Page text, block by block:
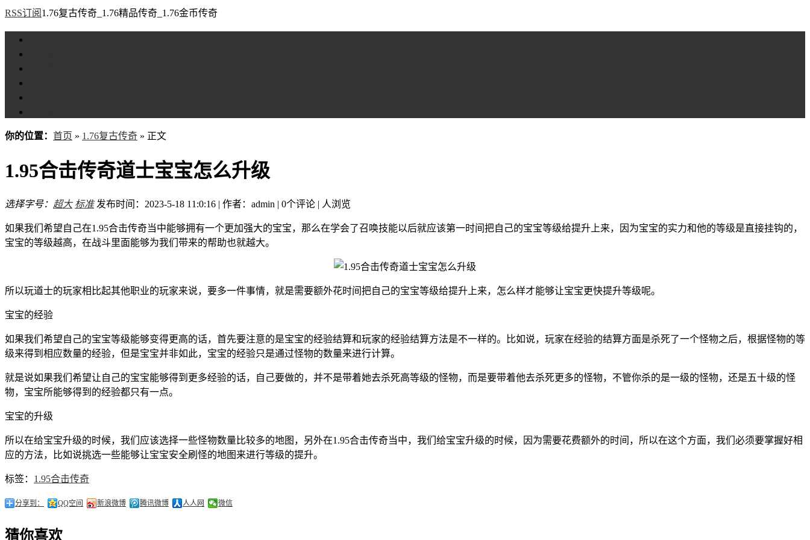
RSS订阅 1.76复古传奇_1.76精品传奇_1.76金币传奇
你的位置： 首页 » 1.76复古传奇 » 正文
1.95合击传奇道士宝宝怎么升级
选择字号： 超大 标准 发布时间：2023-5-18 11:0:16 | 作者：admin | 0个评论 | 人浏览
如果我们希望自己在1.95合击传奇当中能够拥有一个更加强大的宝宝，那么在学会了召唤技能以后就应该第一时间把自己的宝宝等级给提升上来，因为宝宝的实力和他的等级是直接挂钩的，
宝宝的等级越高，在战斗里面能够为我们带来的帮助也就越大。
所以玩道士的玩家相比起其他职业的玩家来说，要多一件事情，就是需要额外花时间把自己的宝宝等级给提升上来，怎么样才能够让宝宝更快提升等级呢。
宝宝的经验
如果我们希望自己的宝宝等级能够变得更高的话，首先要注意的是宝宝的经验结算和玩家的经验结算方法是不一样的。比如说，玩家在经验的结算方面是杀死了一个怪物之后，根据怪物的等
级来得到相应数量的经验，但是宝宝并非如此，宝宝的经验只是通过怪物的数量来进行计算。
就是说如果我们希望让自己的宝宝能够得到更多经验的话，自己要做的，并不是带着她去杀死高等级的怪物，而是要带着他去杀死更多的怪物，不管你杀的是一级的怪物，还是五十级的怪
物，宝宝所能够得到的经验都只有一点。
宝宝的升级
所以在给宝宝升级的时候，我们应该选择一些怪物数量比较多的地图，另外在1.95合击传奇当中，我们给宝宝升级的时候，因为需要花费额外的时间，所以在这个方面，我们必须要掌握好相
应的方法，比如说挑选一些能够让宝宝安全刷怪的地图来进行等级的提升。
标签： 1.95合击传奇
分享到： QQ空间 新浪微博 腾讯微博 人人网 微信
猜你喜欢